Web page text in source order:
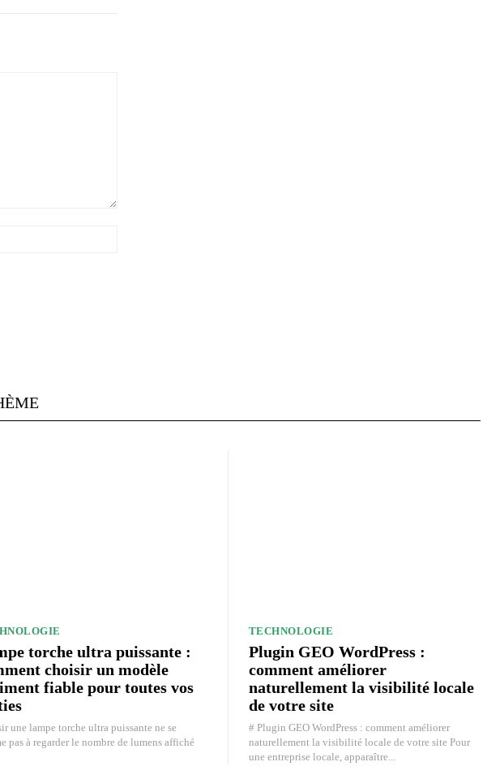
torche ultra puissante :
choisir un modèle
fiable pour toutes vos
une lampe torche ultra puissante ne se
pas à regarder le nombre de lumens affiché
TECHNOLOGIE
Plugin GEO WordPress :
comment améliorer
naturellement la visibilité locale
de votre site
# Plugin GEO WordPress : comment améliorer
naturellement la visibilité locale de votre site Pour
une entreprise locale, apparaître...